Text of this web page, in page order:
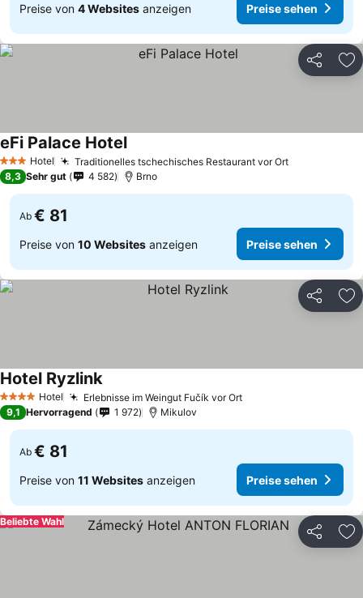
Preise von 4 Websites anzeigen Preise sehen
Teilen
3 SterneHotel Traditionelles tschechisches Restaurant vor Ort
eFi Palace Hotel
8,3 Sehr gut 4 582 Brno
Ab € 81
Preise von 10 Websites anzeigen Preise sehen
Teilen
4 Sterne Hotel Erlebnisse im Weingut Fučík vor Ort
Hotel Ryzlink
9,1 Hervorragend 1 972 Mikulov
Ab € 81
Preise von 11 Websites anzeigen Preise sehen
Teilen
Beliebte Wahl